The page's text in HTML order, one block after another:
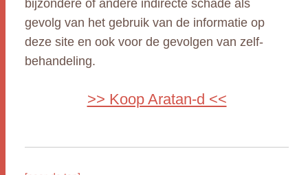
bijzondere of andere indirecte schade als
gevolg van het gebruik van de informatie op
deze site en ook voor de gevolgen van zelf-
behandeling.
>> Koop Aratan-d <<